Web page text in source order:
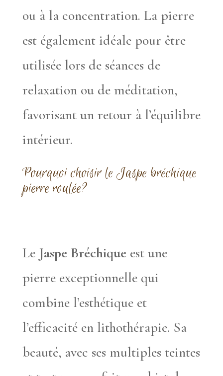
ou à la concentration. La pierre
est également idéale pour être
utilisée lors de séances de
relaxation ou de méditation,
favorisant un retour à l’équilibre
intérieur.
Pourquoi choisir le Jaspe bréchique
pierre roulée?
Le Jaspe Bréchique est une
pierre exceptionnelle qui
combine l’esthétique et
l’efficacité en lithothérapie. Sa
beauté, avec ses multiples teintes